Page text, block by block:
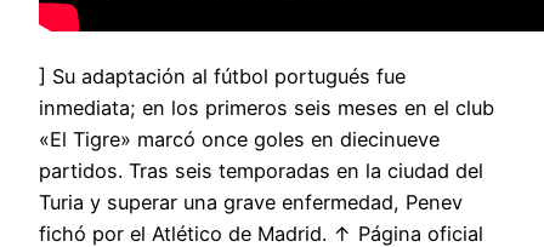
] Su adaptación al fútbol portugués fue
inmediata; en los primeros seis meses en el club
«El Tigre» marcó once goles en diecinueve
partidos. Tras seis temporadas en la ciudad del
Turia y superar una grave enfermedad, Penev
fichó por el Atlético de Madrid. ↑ Página oficial